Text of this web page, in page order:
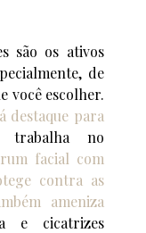
são os ativos
de
você escolher.
destaque para
no
facial com
contra as
ameniza
e cicatrizes